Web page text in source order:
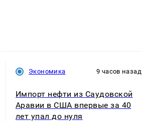
Экономика 9 часов назад
Импорт нефти из Саудовской
Аравии в США впервые за 40
лет упал до нуля